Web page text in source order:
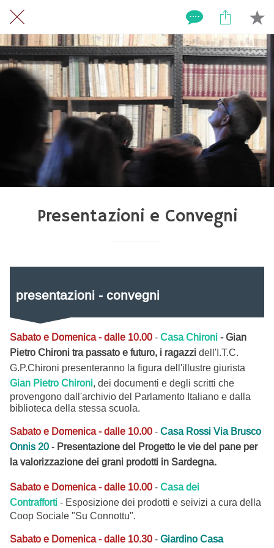
Presentazioni e Convegni
presentazioni - convegni
Sabato e Domenica - dalle 10.00 - Casa Chironi - Gian
Pietro Chironi tra passato e futuro, i ragazzi dell'I.T.C.
G.P.Chironi presenteranno la figura dell'illustre giurista
Gian Pietro Chironi, dei documenti e degli scritti che
provengono dall'archivio del Parlamento Italiano e dalla
biblioteca della stessa scuola.
Sabato e Domenica - dalle 10.00 - Casa Rossi Via Brusco
Onnis 20 - Presentazione del Progetto le vie del pane per
la valorizzazione dei grani prodotti in Sardegna.
Sabato e Domenica - dalle 10.00 - Casa dei
Contrafforti - Esposizione dei prodotti e seivizi a cura della
Coop Sociale "Su Connottu".
Sabato e Domenica - dalle 10.30 - Giardino Casa